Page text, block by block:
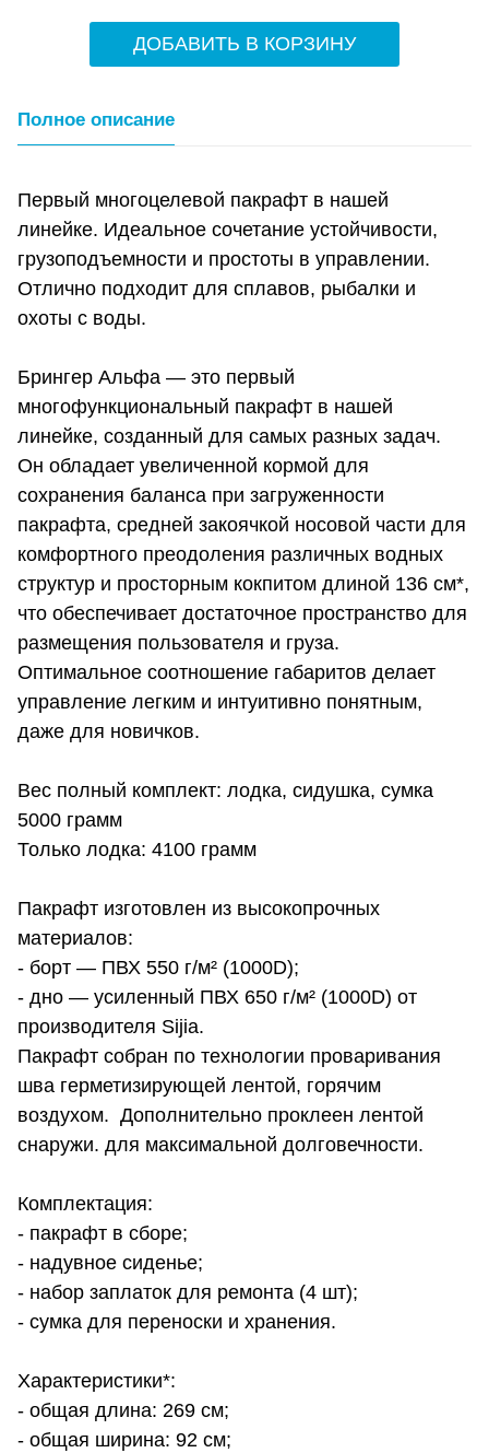
ДОБАВИТЬ В КОРЗИНУ
Полное описание
Первый многоцелевой пакрафт в нашей
линейке. Идеальное сочетание устойчивости,
грузоподъемности и простоты в управлении.
Отлично подходит для сплавов, рыбалки и
охоты с воды.
Брингер Альфа — это первый
многофункциональный пакрафт в нашей
линейке, созданный для самых разных задач.
Он обладает увеличенной кормой для
сохранения баланса при загруженности
пакрафта, средней закоячкой носовой части для
комфортного преодоления различных водных
структур и просторным кокпитом длиной 136 см*,
что обеспечивает достаточное пространство для
размещения пользователя и груза.
Оптимальное соотношение габаритов делает
управление легким и интуитивно понятным,
даже для новичков.
Вес полный комплект: лодка, сидушка, сумка
5000 грамм
Только лодка: 4100 грамм
Пакрафт изготовлен из высокопрочных
материалов:
- борт — ПВХ 550 г/м² (1000D);
- дно — усиленный ПВХ 650 г/м² (1000D) от
производителя Sijia.
Пакрафт собран по технологии проваривания
шва герметизирующей лентой, горячим
воздухом. Дополнительно проклеен лентой
снаружи. для максимальной долговечности.
Комплектация:
- пакрафт в сборе;
- надувное сиденье;
- набор заплаток для ремонта (4 шт);
- сумка для переноски и хранения.
Характеристики*:
- общая длина: 269 см;
- общая ширина: 92 см;